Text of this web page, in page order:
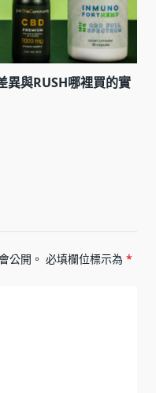
異與RUSH哪裡買的實
公開。 必填欄位標示為 *